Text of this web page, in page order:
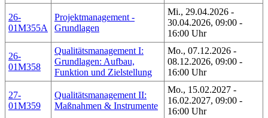
26-
01M355A
Projektmanagement -
Grundlagen
Mi., 29.04.2026 -
30.04.2026, 09:00 -
16:00 Uhr
26-
01M358
Qualitätsmanagement I:
Grundlagen: Aufbau,
Funktion und Zielstellung
Mo., 07.12.2026 -
08.12.2026, 09:00 -
16:00 Uhr
27-
01M359
Qualitätsmanagement II:
Maßnahmen & Instrumente
Mo., 15.02.2027 -
16.02.2027, 09:00 -
16:00 Uhr